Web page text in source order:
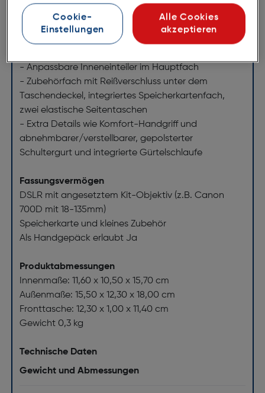
- Kompaktes und schützendes Design ist perfekt für
fotografische Tagesausflüge und Reisen
- Ein robuster, geformter Gummiboden schützt die
- Anpassbare Inneneinteiler im Hauptfach
- Zubehörfach mit Reißverschluss unter dem
Taschendeckel, integriertes Speicherkartenfach,
zwei elastische Seitentaschen
- Extra Details wie Komfort-Handgriff und
abnehmbarer/verstellbarer, gepolsterter
Schultergurt und integrierte Gürtelschlaufe
Fassungsvermögen
DSLR mit angesetztem Kit-Objektiv (z.B. Canon
700D mit 18-135mm)
Speicherkarte und kleines Zubehör
Als Handgepäck erlaubt Ja
Produktabmessungen
Innenmaße: 11,60 x 10,50 x 15,70 cm
Außenmaße: 15,50 x 12,30 x 18,00 cm
Fronttasche: 12,30 x 1,00 x 11,40 cm
Gewicht 0,3 kg
Technische Daten
Gewicht und Abmessungen
Cookie-
Einstellungen
Alle Cookies
akzeptieren